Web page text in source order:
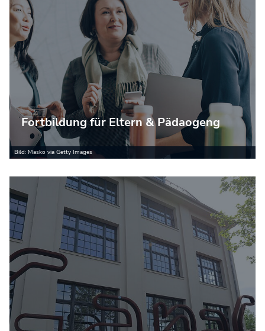
Fortbildung für Eltern & Pädaogeng
Bild: Masko via Getty Images